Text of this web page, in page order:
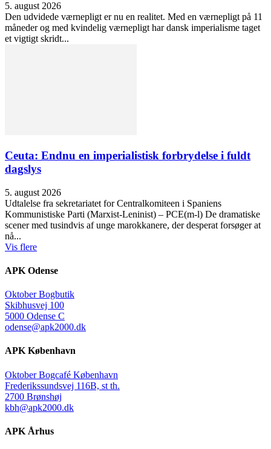
5. august 2026
Den udvidede værnepligt er nu en realitet. Med en værnepligt på 11
måneder og med kvindelig værnepligt har dansk imperialisme taget
et vigtigt skridt...
Ceuta: Endnu en imperialistisk forbrydelse i fuldt
dagslys
5. august 2026
Udtalelse fra sekretariatet for Centralkomiteen i Spaniens
Kommunistiske Parti (Marxist-Leninist) – PCE(m-l) De dramatiske
scener med tusindvis af unge marokkanere, der desperat forsøger at
nå...
Vis flere
APK Odense
Oktober Bogbutik
Skibhusvej 100
5000 Odense C
odense@apk2000.dk
APK København
Oktober Bogcafé København
Frederikssundsvej 116B, st th.
2700 Brønshøj
kbh@apk2000.dk
APK Århus